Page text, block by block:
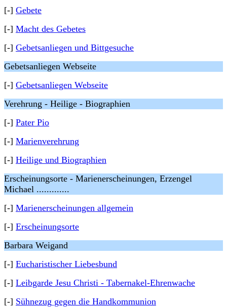
[-] Gebete
[-] Macht des Gebetes
[-] Gebetsanliegen und Bittgesuche
Gebetsanliegen Webseite
[-] Gebetsanliegen Webseite
Verehrung - Heilige - Biographien
[-] Pater Pio
[-] Marienverehrung
[-] Heilige und Biographien
Erscheinungsorte - Marienerscheinungen, Erzengel
Michael .............
[-] Marienerscheinungen allgemein
[-] Erscheinungsorte
Barbara Weigand
[-] Eucharistischer Liebesbund
[-] Leibgarde Jesu Christi - Tabernakel-Ehrenwache
[-] Sühnezug gegen die Handkommunion